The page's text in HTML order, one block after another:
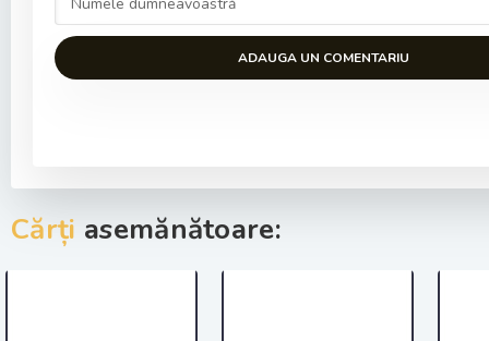
ADAUGA UN COMENTARIU
Cărți asemănătoare: